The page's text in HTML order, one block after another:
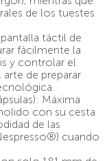
de los tuestes
táctil de
fácilmente la
y controlar el
de preparar
Máxima
con su cesta
de las
cuando